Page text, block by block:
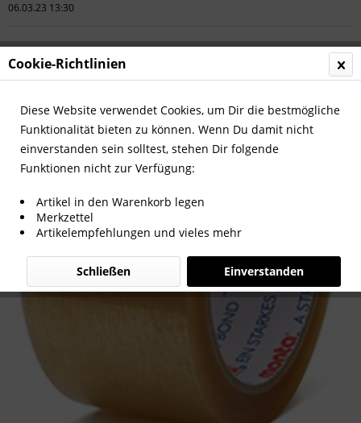
06.03.23 13:30
Cookie-Richtlinien
Diese Website verwendet Cookies, um Dir die bestmögliche
Funktionalität bieten zu können. Wenn Du damit nicht
einverstanden sein solltest, stehen Dir folgende
Funktionen nicht zur Verfügung:
Artikel in den Warenkorb legen
Merkzettel
Artikelempfehlungen und vieles mehr
Einverstanden
Schließen